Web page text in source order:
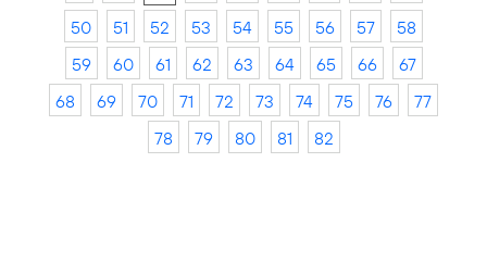
50
51 52 53 54 55 56 57
58
59
60 61 62 63 64 65 66
67
68
69 70 71 72 73 74 75 76
77
78
79 80 81 82